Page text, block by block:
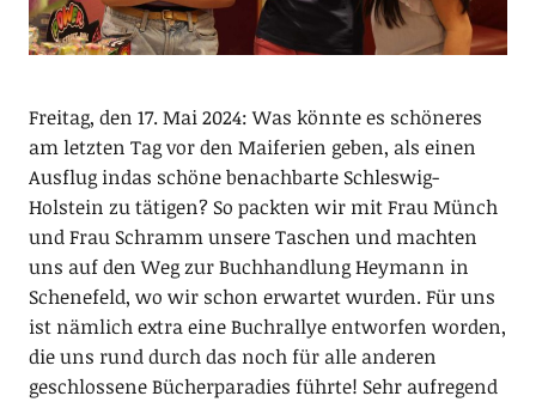
Freitag, den 17. Mai 2024: Was könnte es schöneres
am letzten Tag vor den Maiferien geben, als einen
Ausflug indas schöne benachbarte Schleswig-
Holstein zu tätigen? So packten wir mit Frau Münch
und Frau Schramm unsere Taschen und machten
uns auf den Weg zur Buchhandlung Heymann in
Schenefeld, wo wir schon erwartet wurden. Für uns
ist nämlich extra eine Buchrallye entworfen worden,
die uns rund durch das noch für alle anderen
geschlossene Bücherparadies führte! Sehr aufregend